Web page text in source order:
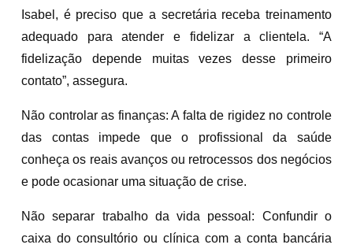
Isabel, é preciso que a secretária receba treinamento
adequado para atender e fidelizar a clientela. “A
fidelização depende muitas vezes desse primeiro
contato”, assegura.
Não controlar as finanças: A falta de rigidez no controle
das contas impede que o profissional da saúde
conheça os reais avanços ou retrocessos dos negócios
e pode ocasionar uma situação de crise.
Não separar trabalho da vida pessoal: Confundir o
caixa do consultório ou clínica com a conta bancária